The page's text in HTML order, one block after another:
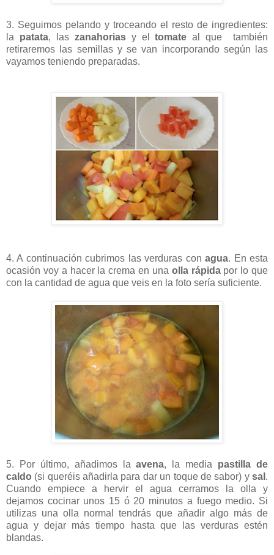
3. Seguimos pelando y troceando el resto de ingredientes:
la patata, laszanahoriasy el tomate al que también
retiraremos las semillas y se van incorporando según las
vayamos teniendo preparadas.
4. A continuación cubrimos las verduras con agua. En esta
ocasión voy a hacer la crema en una olla rápidapor lo que
con la cantidad de agua que veis en la foto sería suficiente.
5. Por último, añadimos laavena, la media pastilla de
caldo (si queréis añadirla para dar un toque de sabor) y sal .
Cuando empiece a hervir el agua cerramos la olla y
dejamos cocinar unos 15 ó 20 minutos a fuego medio. Si
utilizas una olla normal tendrás que añadir algo más de
agua y dejar más tiempo hasta que las verduras estén
blandas.